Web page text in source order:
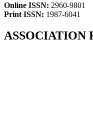
Online ISSN: 2960-9801
Print ISSN: 1987-6041
ASSOCIATION